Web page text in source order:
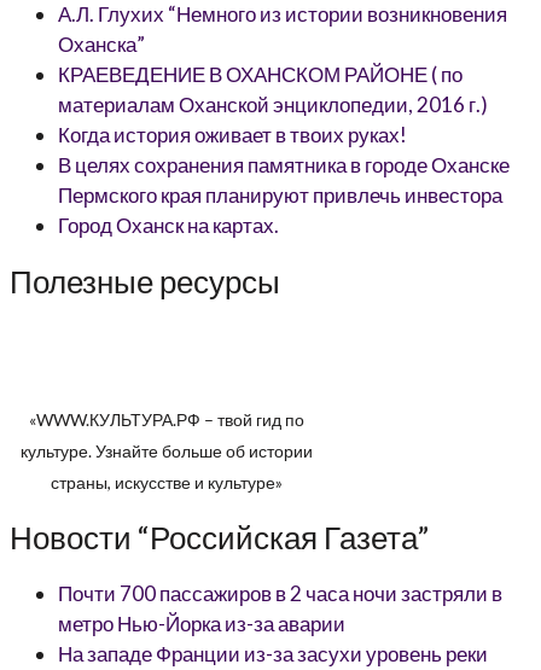
А.Л. Глухих “Немного из истории возникновения
Оханска”
КРАЕВЕДЕНИЕ В ОХАНСКОМ РАЙОНЕ ( по
материалам Оханской энциклопедии, 2016 г.)
Когда история оживает в твоих руках!
В целях сохранения памятника в городе Оханске
Пермского края планируют привлечь инвестора
Город Оханск на картах.
Полезные ресурсы
«WWW.КУЛЬТУРА.РФ – твой гид по
культуре. Узнайте больше об истории
страны, искусстве и культуре»
Новости “Российская Газета”
Почти 700 пассажиров в 2 часа ночи застряли в
метро Нью-Йорка из-за аварии
На западе Франции из-за засухи уровень реки